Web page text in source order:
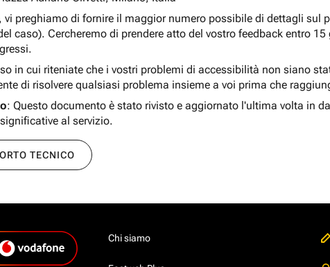
preghiamo di fornire il maggior numero possibile di dettagli
caso). Cercheremo di prendere atto del vostro feedback entro
in cui riteniate che i vostri problemi di accessibilità non siano
di risolvere qualsiasi problema insieme a voi prima che
: Questo documento è stato rivisto e aggiornato l'ultima volta in
al servizio.
TECNICO
Chi siamo